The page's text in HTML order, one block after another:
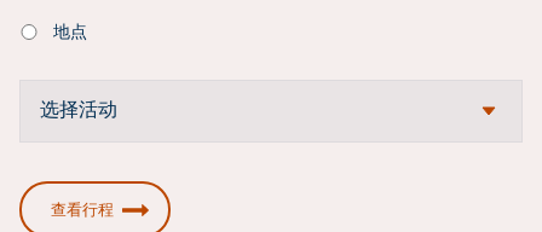
地点
查看行程